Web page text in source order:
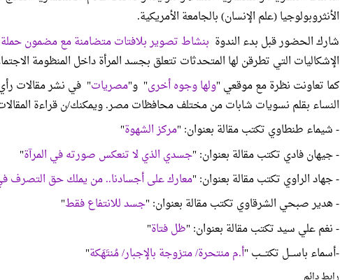
الأنثروبولوجيا (علم الإنسان) بالجامعة الأمريكية.
شارك الحضور قبل بدء الندوة بنشاط تصوير بلافتات متضامنة مع مضمون
الإشكاليات التي تطرقن لها المتحدثات تتعلق بجسد المرأة داخل المنظومة
كما تعاونت نظرة مع موقعي "ولها وجوه أخرى" و"مصريات" في نشر مقالات
النساء بقلم نسويات شابات من مختلف محافظات مصر. ويمكنك/ن قراءة المقالات
- شيماء طنطاوي تكتب مقالة بعنوان: "مركز الشهوة"
- جيهان فادي تكتب مقالة بعنوان: "جسدي الذي لا تنعكس صورته في المرآة"
- جهاد الراوي تكتب مقالة بعنوان: "معارك على أجسادنا.. من يملك حق التصرف
- هدير صبحي الشرقاوي تكتب مقالة بعنوان: "جسد للانتفاع فقط"
- نغم علي سيد تكتب مقالة بعنوان: "ظل فتاة"
-أسماء باســـل تكتـــب "أ.م منتحرة/ متزوجة بالإجبار/ مُنتَهَكة"